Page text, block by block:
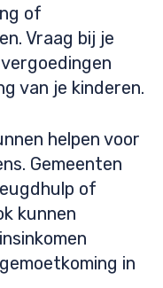
of
Vraag bij je
van je kinderen.
helpen voor
Gemeenten
of
kunnen
in